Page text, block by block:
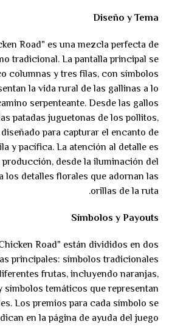
Diseño y Tema
Road" es una mezcla perfecta de
tradicional. La pantalla principal se
columnas y tres filas, con símbolos
la vida rural de las gallinas a lo
serpenteante. Desde las gallos
patadas juguetonas de los pollitos,
para capturar el encanto de
y pacífica. La atención al detalle es
desde la iluminación del
los detalles florales que adornan las
orillas de la ruta.
Símbolos y Payouts
Road" están divididos en dos
principales: símbolos tradicionales
frutas, incluyendo naranjas,
símbolos temáticos que representan
Los premios para cada símbolo se
en la página de ayuda del juego: